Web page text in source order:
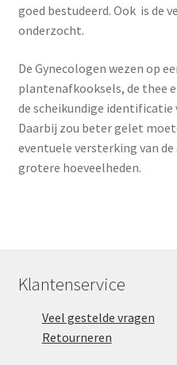
goed bestudeerd. Ook is de
onderzocht.
De Gynecologen wezen op
plantenafkooksels, de thee
de scheikundige identificatie
Daarbij zou beter gelet
eventuele versterking van
grotere hoeveelheden.
Klantenservice
Veel gestelde vragen
Retourneren